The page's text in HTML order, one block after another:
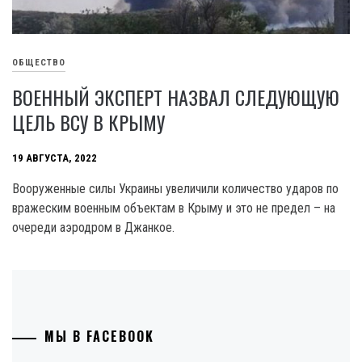
ОБЩЕСТВО
ВОЕННЫЙ ЭКСПЕРТ НАЗВАЛ СЛЕДУЮЩУЮ
ЦЕЛЬ ВСУ В КРЫМУ
19 АВГУСТА, 2022
Вооруженные силы Украины увеличили количество ударов по
вражеским военным объектам в Крыму и это не предел – на
очереди аэродром в Джанкое.
МЫ В FACEBOOK